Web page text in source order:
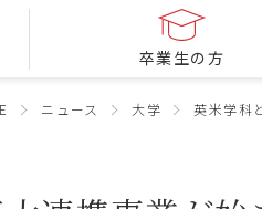
卒業生の方
ニュース 大学 英米学科